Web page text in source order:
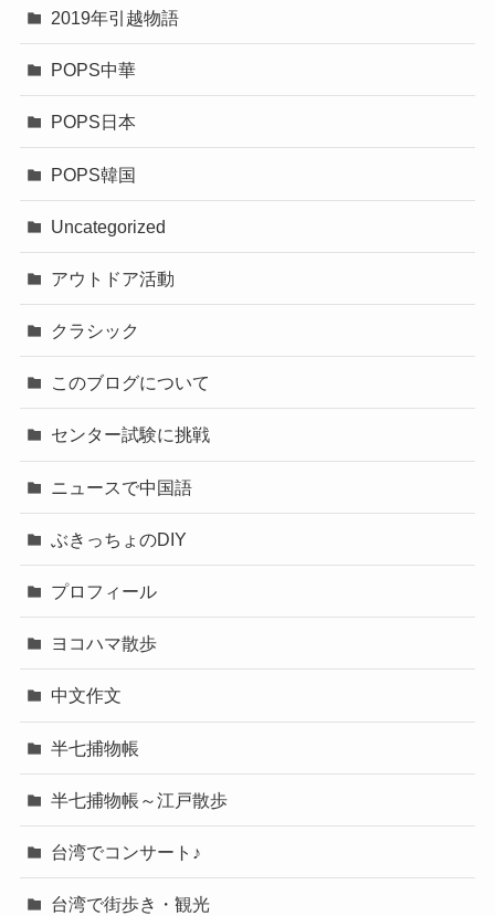
2019年引越物語
POPS中華
POPS日本
POPS韓国
Uncategorized
アウトドア活動
クラシック
このブログについて
センター試験に挑戦
ニュースで中国語
ぶきっちょのDIY
プロフィール
ヨコハマ散歩
中文作文
半七捕物帳
半七捕物帳～江戸散歩
台湾でコンサート♪
台湾で街歩き・観光